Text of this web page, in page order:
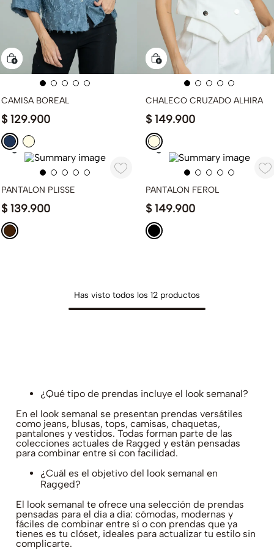
CAMISA BOREAL
$ 129.900
CHALECO CRUZADO ALHIRA
$ 149.900
PANTALON PLISSE
$ 139.900
PANTALON FEROL
$ 149.900
Has visto todos los 12 productos
¿Qué tipo de prendas incluye el look semanal?
En el look semanal se presentan prendas versátiles
como jeans, blusas, tops, camisas, chaquetas,
pantalones y vestidos. Todas forman parte de las
colecciones actuales de Ragged y están pensadas
para combinar entre sí con facilidad.
¿Cuál es el objetivo del look semanal en
Ragged?
El look semanal te ofrece una selección de prendas
pensadas para el día a día: cómodas, modernas y
fáciles de combinar entre sí o con prendas que ya
tienes es tu clóset, ideales para actualizar tu estilo sin
complicarte.